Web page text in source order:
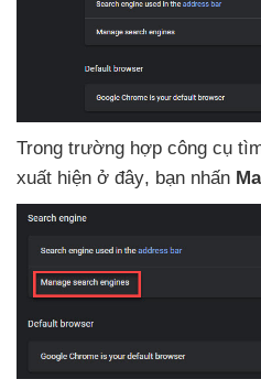
Trong trường hợp công cụ
xuất hiện ở đây, bạn nhấn